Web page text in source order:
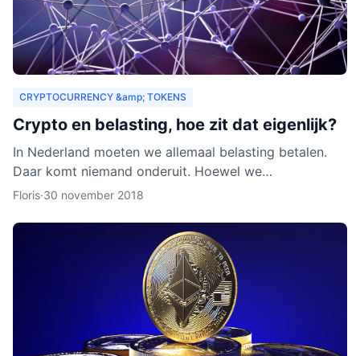
CRYPTOCURRENCY &amp; TOKENS
Crypto en belasting, hoe zit dat eigenlijk?
In Nederland moeten we allemaal belasting betalen.
Daar komt niemand onderuit. Hoewel we
cryptocurrency vaak zien als virtueel geld, is het toch
Floris·30 november 2018